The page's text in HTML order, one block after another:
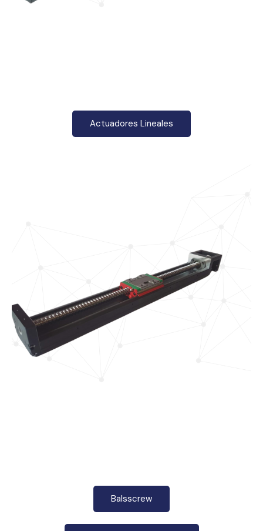
Actuadores Lineales
Balsscrew